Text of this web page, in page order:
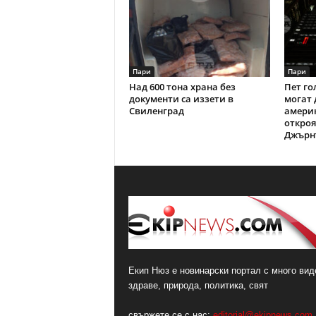
Пари
Над 600 тона храна без
документи са иззети в
Свиленград
Пари
Пет
могат
Екип Нюз е новинарски портал с много
здраве, природа, политика, свят